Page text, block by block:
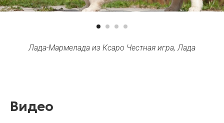
Лада-Мармелада из Ксаро Честная игра, Лада
Видео